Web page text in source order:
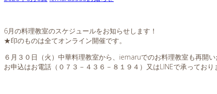
6月の料理教室のスケジュールをお知らせします！
★印のものは全てオンライン開催です。
６月３０日（火）中華料理教室から、iemaruでのお料理教室も再開い
お申込はお電話（０７３－４３６－８１９４）又はLINEで承っており